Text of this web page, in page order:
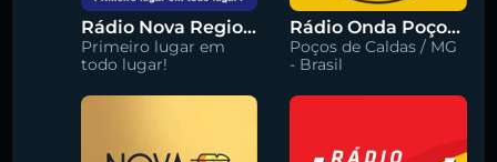
Rádio Nova Regional 91.5 FM
Primeiro lugar em
todo lugar!
Rádio Onda Poços 96.7 FM
Poços de Caldas / MG
- Brasil